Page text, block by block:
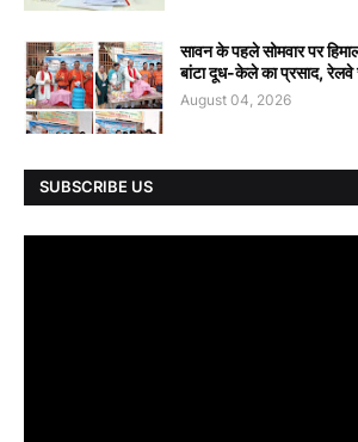
सावन के पहले सोमवार पर
बांटा दूध-केले का प्रसाद,
August 04, 2026
SUBSCRIBE US